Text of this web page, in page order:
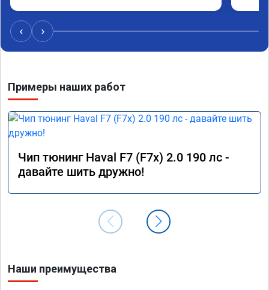
‹ ›
Примеры наших работ
Чип тюнинг Haval F7 (F7x) 2.0 190 лс -
давайте шить дружно!
Наши преимущества